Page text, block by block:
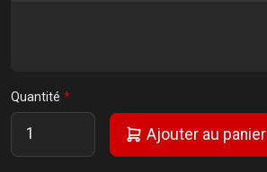
Quantité
Ajouter au panier